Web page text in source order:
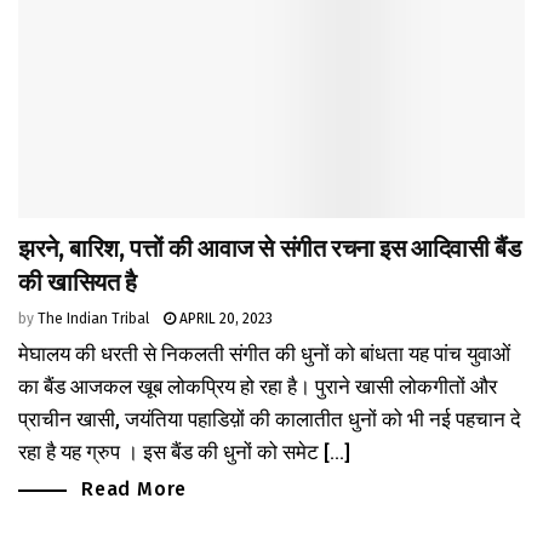
झरने, बारिश, पत्तों की आवाज से संगीत रचना इस आदिवासी बैंड
की खासियत है
by The Indian Tribal APRIL 20, 2023
मेघालय की धरती से निकलती संगीत की धुनों को बांधता यह पांच युवाओं
का बैंड आजकल खूब लोकप्रिय हो रहा है। पुराने खासी लोकगीतों और
प्राचीन खासी, जयंतिया पहाडिय़ों की कालातीत धुनों को भी नई पहचान दे
रहा है यह ग्रुप । इस बैंड की धुनों को समेट [...]
Read More